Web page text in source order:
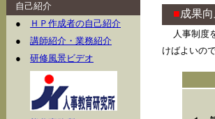
自己紹介
●
ＨＰ作成者の自己紹介
● 講師紹介・業務紹介
● 研修風景ビデオ
■成果
人事制度
けばよいの